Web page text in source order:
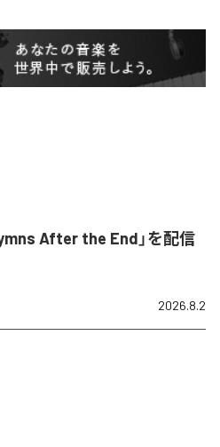
After the End」を配信
2026.8.2